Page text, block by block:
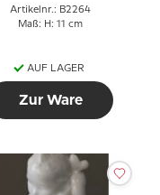
Artikelnr.: B2264
Maß: H: 11 cm
AUF LAGER
Zur Ware